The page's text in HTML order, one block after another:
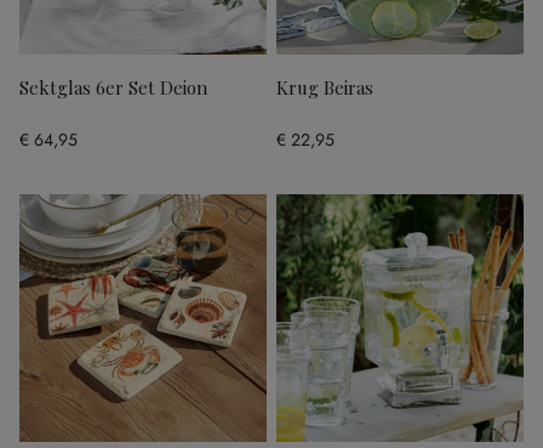
Sektglas 6er Set Deion
€ 64,95
Krug Beiras
€ 22,95